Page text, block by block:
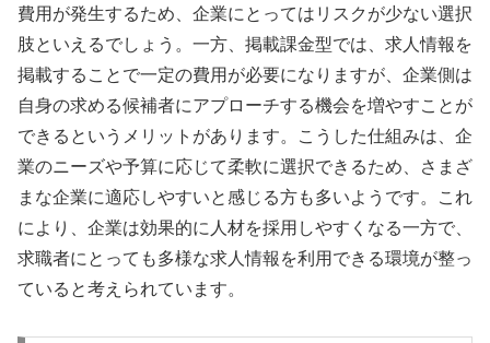
費用が発生するため、企業にとってはリスクが少ない選択
肢といえるでしょう。一方、掲載課金型では、求人情報を
掲載することで一定の費用が必要になりますが、企業側は
自身の求める候補者にアプローチする機会を増やすことが
できるというメリットがあります。こうした仕組みは、企
業のニーズや予算に応じて柔軟に選択できるため、さまざ
まな企業に適応しやすいと感じる方も多いようです。これ
により、企業は効果的に人材を採用しやすくなる一方で、
求職者にとっても多様な求人情報を利用できる環境が整っ
ていると考えられています。